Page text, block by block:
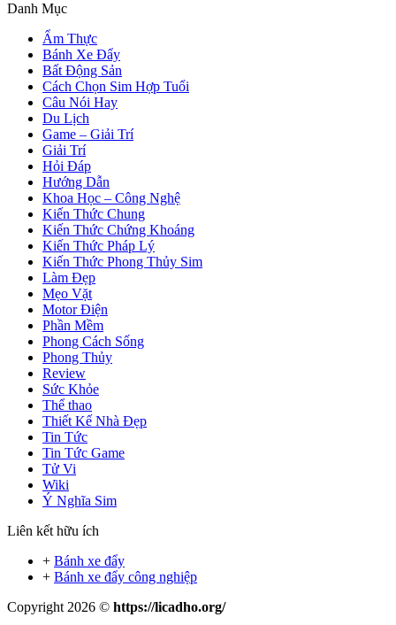
Danh Mục
Ẩm Thực
Bánh Xe Đẩy
Bất Động Sản
Cách Chọn Sim Hợp Tuổi
Câu Nói Hay
Du Lịch
Game – Giải Trí
Giải Trí
Hỏi Đáp
Hướng Dẫn
Khoa Học – Công Nghệ
Kiến Thức Chung
Kiến Thức Chứng Khoáng
Kiến Thức Pháp Lý
Kiến Thức Phong Thủy Sim
Làm Đẹp
Mẹo Vặt
Motor Điện
Phần Mềm
Phong Cách Sống
Phong Thủy
Review
Sức Khỏe
Thể thao
Thiết Kế Nhà Đẹp
Tin Tức
Tin Tức Game
Tử Vi
Wiki
Ý Nghĩa Sim
Liên kết hữu ích
+ Bánh xe đẩy
+ Bánh xe đẩy công nghiệp
Copyright 2026 © https://licadho.org/